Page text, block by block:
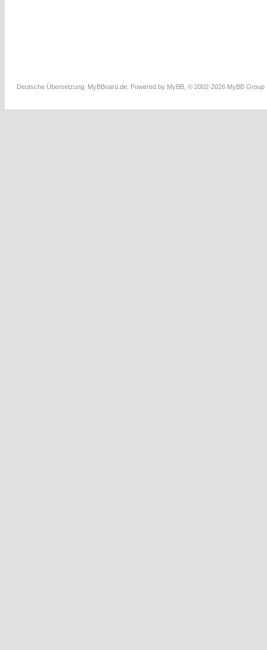
Deutsche Übersetzung: MyBBoard.de , Powered by MyBB , © 2002-2026 MyBB Group